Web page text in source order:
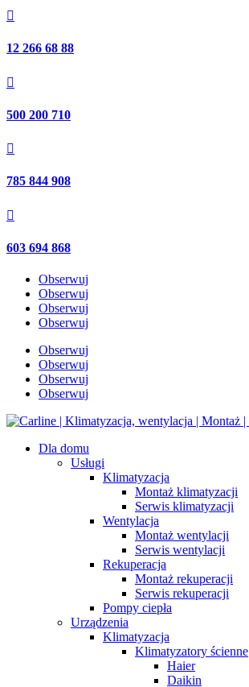

12 266 68 88

500 200 710

785 844 908

603 694 868
Obserwuj
Obserwuj
Obserwuj
Obserwuj
Obserwuj
Obserwuj
Obserwuj
Obserwuj
Dla domu
Usługi
Klimatyzacja
Montaż klimatyzacji
Serwis klimatyzacji
Wentylacja
Montaż wentylacji
Serwis wentylacji
Rekuperacja
Montaż rekuperacji
Serwis rekuperacji
Pompy ciepła
Urządzenia
Klimatyzacja
Klimatyzatory ścienne
Haier
Daikin